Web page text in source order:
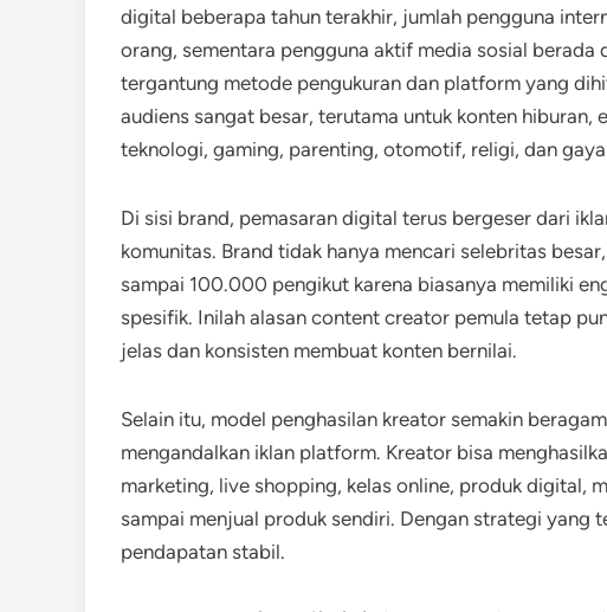
digital beberapa tahun terakhir, jumlah pengguna
orang, sementara pengguna aktif media sosial berada
tergantung metode pengukuran dan platform yang
audiens sangat besar, terutama untuk konten hiburan,
teknologi, gaming, parenting, otomotif, religi, dan
Di sisi brand, pemasaran digital terus bergeser dari
komunitas. Brand tidak hanya mencari selebritas
sampai 100.000 pengikut karena biasanya memiliki
spesifik. Inilah alasan content creator pemula tetap
jelas dan konsisten membuat konten bernilai.
Selain itu, model penghasilan kreator semakin
mengandalkan iklan platform. Kreator bisa
marketing, live shopping, kelas online, produk digital,
sampai menjual produk sendiri. Dengan strategi yang
pendapatan stabil.